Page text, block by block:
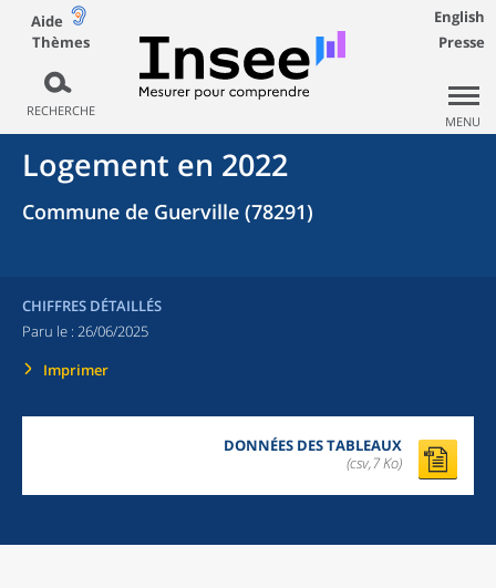
Aide
Thèmes
RECHERCHE
English
Presse
MENU
Logement en 2022
Commune de Guerville (78291)
CHIFFRES DÉTAILLÉS
Paru le : 26/06/2025
Imprimer
DONNÉES DES TABLEAUX
(csv,7 Ko)